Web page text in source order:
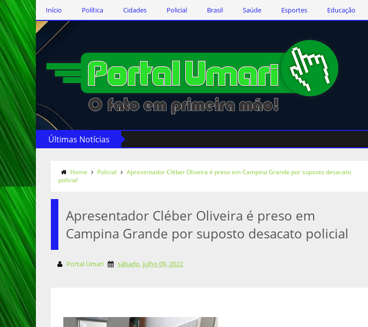
Início Política Cidades Policial Brasil Saúde Esportes Educação
Últimas Notícias
Home Policial
Apresentador Cléber Oliveira é preso em Campina Grande por suposto desacato
policial
Apresentador Cléber Oliveira é preso em
Campina Grande por suposto desacato policial
Portal Umari sábado, julho 09, 2022